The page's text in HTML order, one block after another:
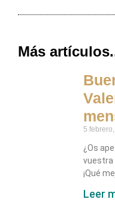
Más
5
¿Os
vuestra
¡Qué
Leer